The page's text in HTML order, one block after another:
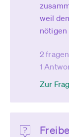
weil
nötigen
2
1
Zur